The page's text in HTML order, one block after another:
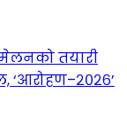
तयारी